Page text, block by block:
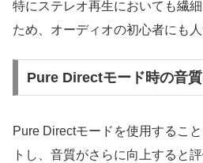
特にステレオ再生においても繊
ため、オーディオの初心者にも人
Pure Directモード時の音
Pure Directモードを使用するこ
トし、音質がさらに向上すると